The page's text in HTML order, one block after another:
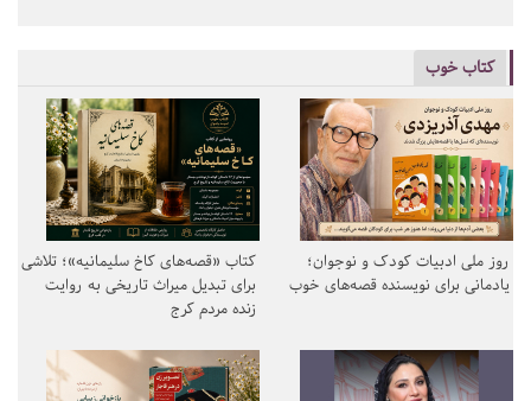
کتاب خوب
روز ملی ادبیات کودک و نوجوان؛
یادمانی برای نویسنده قصه‌های خوب
کتاب «قصه‌های کاخ سلیمانیه»؛ تلاشی
برای تبدیل میراث تاریخی به روایت
زنده مردم کرج